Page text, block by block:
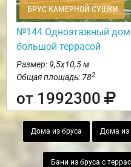
БРУС КАМЕРНОЙ СУШКИ
№144 Одноэтажный дом
большой террасой
Размер: 9,5х10,5 м
Общая площадь: 782
от 1992300
Дома из бруса Дома из
Бани из бруса с